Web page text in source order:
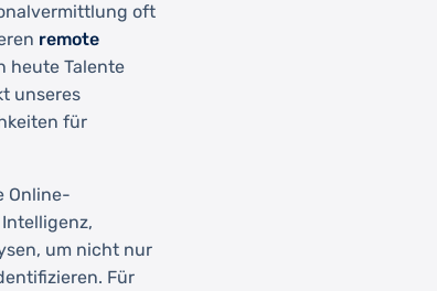
oft
remote
heute Talente
unseres
für
Online-
um nicht nur
Für